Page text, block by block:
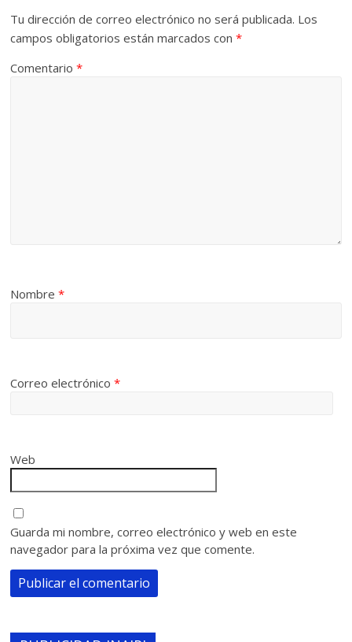
Tu dirección de correo electrónico no será publicada. Los
campos obligatorios están marcados con*
Comentario*
Nombre*
Correo electrónico*
Web
Guarda mi nombre, correo electrónico y web en este
navegador para la próxima vez que comente.